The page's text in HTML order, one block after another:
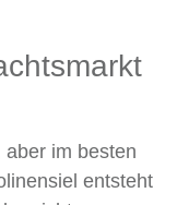
im besten
entsteht